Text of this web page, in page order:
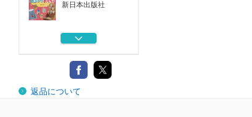
新日本出版社
作ってあそぶ！ま
マイルスタッフ
ゆらゆらくるくる
ゆれる・まわる...
返品について